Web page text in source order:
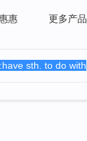
惠 更多产品